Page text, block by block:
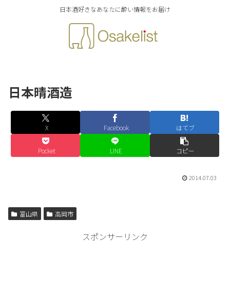
日本酒好きなあなたに酔い情報をお届け
日本晴酒造
X Facebook はてブ
Pocket LINE コピー
2014.07.03
富山県 高岡市
スポンサーリンク